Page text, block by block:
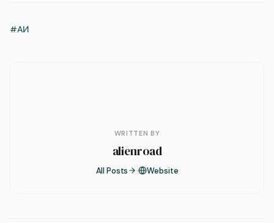
#АИ
WRITTEN BY
alienroad
All Posts Website